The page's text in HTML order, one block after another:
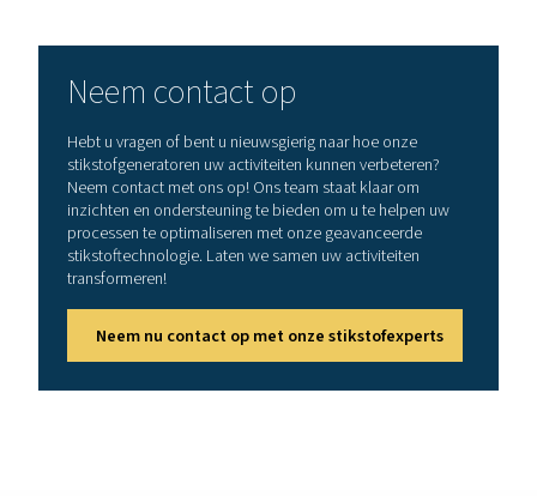
onder hoge druk opgeslagen voor later gebruik of
Op skids gemonteerde oplossingen stroomlijnen de
verkleinen de voetafdruk en elimineren de
complexe externe leidingen en meerdere
apparatuuropstellingen, waardoor ze ideaal zijn
industrieën die een betrouwbare, zeer efficiënte